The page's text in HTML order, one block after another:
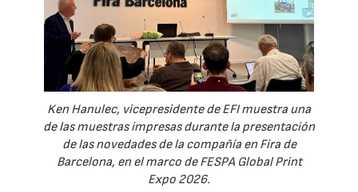
Ken Hanulec, vicepresidente de EFI muestra una
de las muestras impresas durante la presentación
de las novedades de la compañía en Fira de
Barcelona, en el marco de FESPA Global Print
Expo 2026.